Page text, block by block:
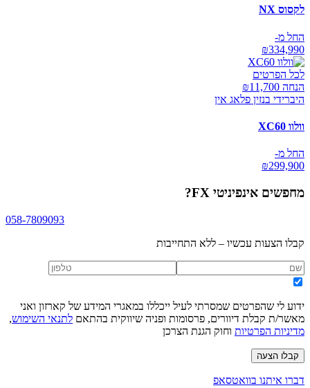
לקסוס NX
החל מ-
₪334,990
לכל הפרטים
הנחה ₪ 11,700
היברידי בנזין פלאג אין
וולוו XC60
החל מ-
₪299,900
מחפשים אינפיניטי FX ?
058-7809093
קבלו הצעות עכשיו – ללא התחייבות
ידוע לי שהפרטים שמסרתי לעיל ייכללו במאגרי המידע של קארזון ואני
מאשר/ת קבלת דיוורים, פרסומות ופניה שיווקית בהתאם לתנאי השימוש,
מדיניות הפרטיות וחוק הגנת הצרכן
קבלו הצעה
דברו איתנו בוואטסאפ